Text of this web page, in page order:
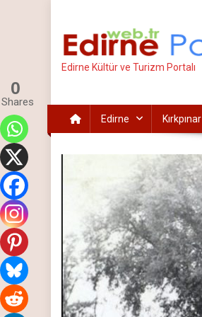
Edirne Kültür ve Turizm Portalı
Edirne Kırkpınar
0
Shares